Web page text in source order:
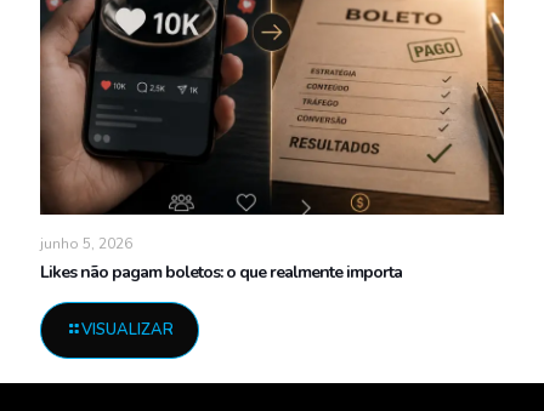
junho 5, 2026
Likes não pagam boletos: o que realmente importa
VISUALIZAR